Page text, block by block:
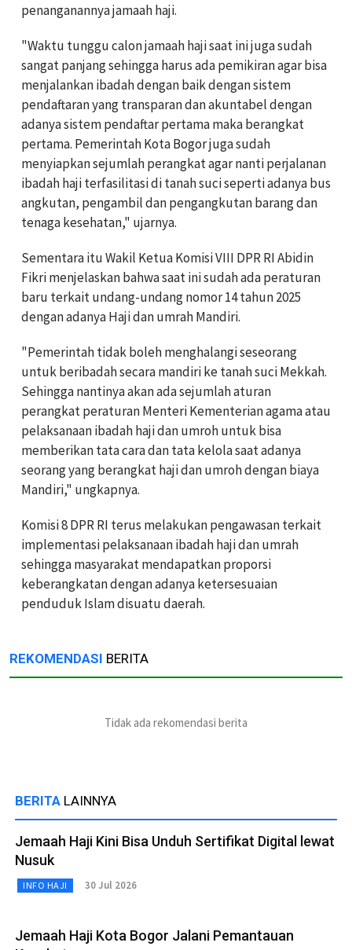
penanganannya jamaah haji.
"Waktu tunggu calon jamaah haji saat ini juga sudah
sangat panjang sehingga harus ada pemikiran agar bisa
menjalankan ibadah dengan baik dengan sistem
pendaftaran yang transparan dan akuntabel dengan
adanya sistem pendaftar pertama maka berangkat
pertama. Pemerintah Kota Bogor juga sudah
menyiapkan sejumlah perangkat agar nanti perjalanan
ibadah haji terfasilitasi di tanah suci seperti adanya bus
angkutan, pengambil dan pengangkutan barang dan
tenaga kesehatan," ujarnya.
Sementara itu Wakil Ketua Komisi VIII DPR RI Abidin
Fikri menjelaskan bahwa saat ini sudah ada peraturan
baru terkait undang-undang nomor 14 tahun 2025
dengan adanya Haji dan umrah Mandiri.
"Pemerintah tidak boleh menghalangi seseorang
untuk beribadah secara mandiri ke tanah suci Mekkah.
Sehingga nantinya akan ada sejumlah aturan
perangkat peraturan Menteri Kementerian agama atau
pelaksanaan ibadah haji dan umroh untuk bisa
memberikan tata cara dan tata kelola saat adanya
seorang yang berangkat haji dan umroh dengan biaya
Mandiri," ungkapnya.
Komisi 8 DPR RI terus melakukan pengawasan terkait
implementasi pelaksanaan ibadah haji dan umrah
sehingga masyarakat mendapatkan proporsi
keberangkatan dengan adanya ketersesuaian
penduduk Islam disuatu daerah.
REKOMENDASI BERITA
Tidak ada rekomendasi berita
BERITA LAINNYA
Jemaah Haji Kini Bisa Unduh Sertifikat Digital lewat
Nusuk
INFO HAJI 30 Jul 2026
Jemaah Haji Kota Bogor Jalani Pemantauan